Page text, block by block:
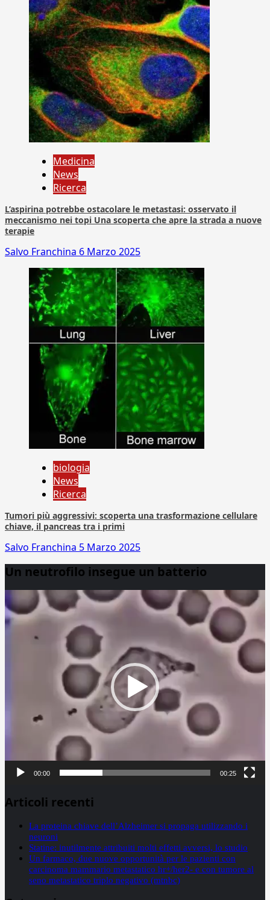
Medicina
News
Ricerca
L’aspirina potrebbe ostacolare le metastasi: osservato il
meccanismo nei topi Una scoperta che apre la strada a nuove
terapie
Salvo Franchina 6 Marzo 2025
biologia
News
Ricerca
Tumori più aggressivi: scoperta una trasformazione cellulare
chiave, il pancreas tra i primi
Salvo Franchina 5 Marzo 2025
Un neutrofilo insegue un batterio
Player
00:00 00:25
Articoli recenti
La proteina chiave dell’Alzheimer si propaga utilizzando i
neuroni
Statine: inutilmente attribuiti molti effetti avversi, lo studio
Un farmaco, due nuove opportunità per le pazienti con
carcinoma mammario metastatico hr+/her2- e con tumore al
seno metastatico triplo negativo (mtnbc)